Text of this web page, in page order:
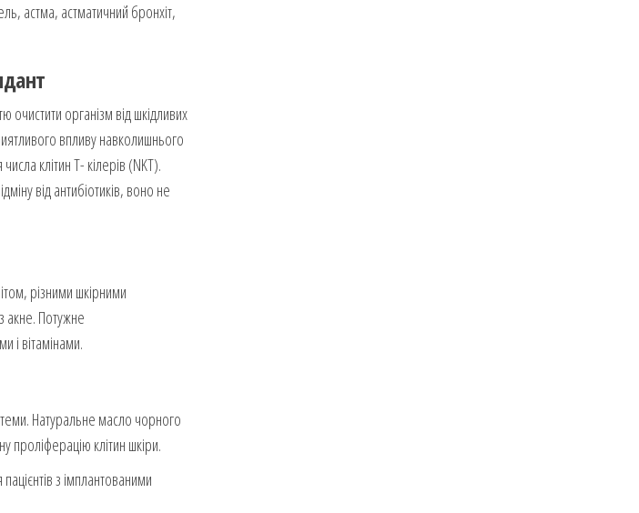
астма, астматичний бронхіт,
очистити організм від шкідливих
впливу навколишнього
клітин Т- кілерів (NKT).
від антибіотиків, воно не
різними шкірними
акне. Потужне
і вітамінами.
Натуральне масло чорного
проліферацію клітин шкіри.
з імплантованими